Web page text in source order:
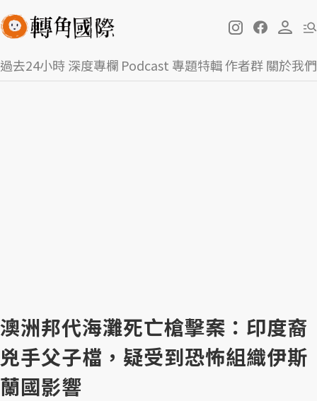
過去24小時深度專欄 Podcast 專題特輯作者群關於我們
澳洲邦代海灘死亡槍擊案：印度裔
兇手父子檔，疑受到恐怖組織伊斯
蘭國影響